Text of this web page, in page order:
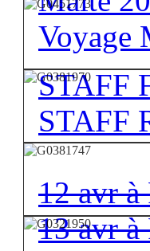
Voyage
STAFF
STAFF
12 avr à
13 avr à